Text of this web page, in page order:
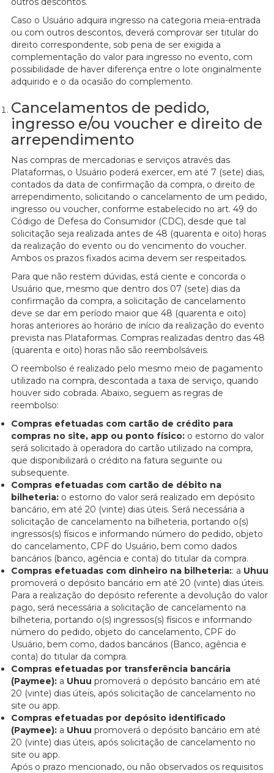
Caso o Usuário adquira ingresso na categoria meia-entrada
ou com outros descontos, deverá comprovar ser titular do
direito correspondente, sob pena de ser exigida a
complementação do valor para ingresso no evento, com
possibilidade de haver diferença entre o lote originalmente
adquirido e o da ocasião do complemento.
Cancelamentos de pedido,
ingresso e/ou voucher e direito de
arrependimento
Nas compras de mercadorias e serviços através das
Plataformas, o Usuário poderá exercer, em até 7 (sete) dias,
contados da data de confirmação da compra, o direito de
arrependimento, solicitando o cancelamento de um pedido,
ingresso ou voucher, conforme estabelecido no art. 49 do
Código de Defesa do Consumidor (CDC), desde que tal
solicitação seja realizada antes de 48 (quarenta e oito) horas
da realização do evento ou do vencimento do voucher.
Ambos os prazos fixados acima devem ser respeitados.
Para que não restem dúvidas, está ciente e concorda o
Usuário que, mesmo que dentro dos 07 (sete) dias da
confirmação da compra, a solicitação de cancelamento
deve se dar em período maior que 48 (quarenta e oito)
horas anteriores ao horário de início da realização do evento
prevista nas Plataformas. Compras realizadas dentro das 48
(quarenta e oito) horas não são reembolsáveis.
O reembolso é realizado pelo mesmo meio de pagamento
utilizado na compra, descontada a taxa de serviço, quando
houver sido cobrada. Abaixo, seguem as regras de
reembolso:
Compras efetuadas com cartão de crédito para
compras no site, app ou ponto físico: o estorno do valor
será solicitado à operadora do cartão utilizado na compra,
que disponibilizará o crédito na fatura seguinte ou
subsequente.
Compras efetuadas com cartão de débito na
bilheteria: o estorno do valor será realizado em depósito
bancário, em até 20 (vinte) dias úteis. Será necessária a
solicitação de cancelamento na bilheteria, portando o(s)
ingressos(s) físicos e informando número do pedido, objeto
do cancelamento, CPF do Usuário, bem como dados
bancários (banco, agência e conta) do titular da compra.
Compras efetuadas com dinheiro na bilheteria:: a Uhuu
promoverá o depósito bancário em até 20 (vinte) dias úteis.
Para a realização do depósito referente a devolução do valor
pago, será necessária a solicitação de cancelamento na
bilheteria, portando o(s) ingressos(s) físicos e informando
número do pedido, objeto do cancelamento, CPF do
Usuário, bem como, dados bancários (Banco, agência e
conta) do titular da compra.
Compras efetuadas por transferência bancária
(Paymee): a Uhuu promoverá o depósito bancário em até
20 (vinte) dias úteis, após solicitação de cancelamento no
site ou app.
Compras efetuadas por depósito identificado
(Paymee): a Uhuu promoverá o depósito bancário em até
20 (vinte) dias úteis, após solicitação de cancelamento no
site ou app.
Após o prazo mencionado, ou não observados os requisitos